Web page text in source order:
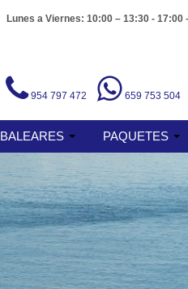
Lunes a Viernes: 10:00 – 13:30 -
954 797 472 659 753 504
BALEARES PAQUETES